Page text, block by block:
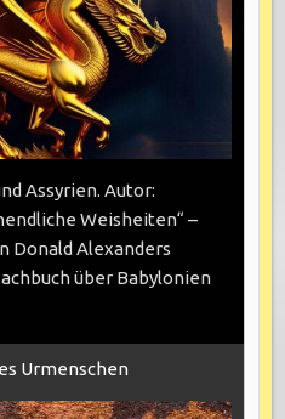
Assyrien. Autor:
Weisheiten“ –
Donald Alexanders
über Babylonien
Urmenschen